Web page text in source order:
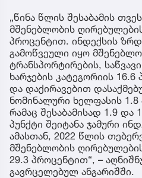
„წინა წლის შესაბამის
მშენებლობის
პროცენტით. ინდექსის
გამოწვეული იყო
ტრანსპორტირების,
ხარჯების კატეგორიის
და დაქირავებით
ნომინალური ხელფასის
რამაც შესაბამისად 1.9 და
პუნქტი შეიტანა ჯამური
ამასთან, 2022 წლის
მშენებლობის
29.3 პროცენტით“, –
გავრცელებულ ანგარიშში.